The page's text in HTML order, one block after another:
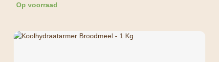
Op voorraad